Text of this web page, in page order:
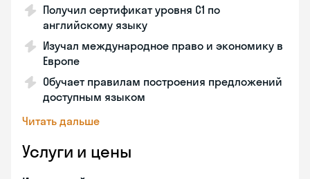
Получил сертификат уровня С1 по
английскому языку
Изучал международное право и экономику в
Европе
Обучает правилам построения предложений
доступным языком
Читать дальше
Услуги и цены